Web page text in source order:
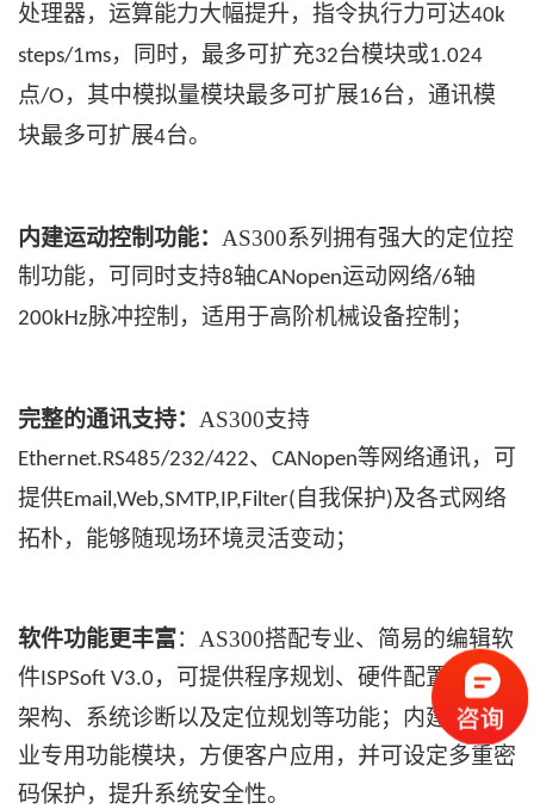
处理器，运算能力大幅提升，指令执行力可达40k
steps/1ms，同时，最多可扩充32台模块或1.024
点/O ，其中模拟量模块最多可扩展16台，通讯模
块最多可扩展4台。
内建运动控制功能： AS300系列拥有强大的定位控
制功能，可同时支持8轴CANopen运动网络/6轴
200kHz脉冲控制，适用于高阶机械设备控制；
完整的通讯支持： AS300支持
Ethernet.RS485/232/422、 CANopen等网络通讯，可
提供Email,Web,SMTP,IP,Filter( 自我保护)及各式网络
拓朴，能够随现场环境灵活变动；
软件功能更丰富： AS300搭配专业、简易的编辑软
件ISPSoft V3.0 ，可提供程序规划、硬件配置、网络
架构、系统诊断以及定位规划等功能；内建多组行
业专用功能模块，方便客户应用，并可设定多重密
码保护，提升系统安全性。